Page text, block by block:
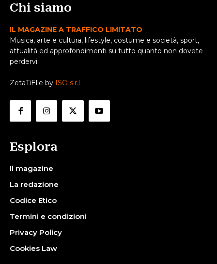
Chi siamo
IL MAGAZINE A TRAFFICO LIMITATO
Musica, arte e cultura, lifestyle, costume e società, sport,
attualità ed approfondimenti su tutto quanto non dovete
perdervi
ZetaTiElle by ISO s.r.l
Esplora
Il magazine
La redazione
Codice Etico
Termini e condizioni
Privacy Policy
Cookies Law